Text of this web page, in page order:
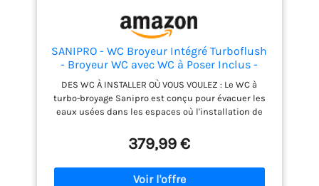
SANIPRO - WC Broyeur Intégré Turboflush
- Broyeur WC avec WC à Poser Inclus -
Double Chasse 1L/3L - Céramique Anti-
Calcaire - 47 x 37 x 54,5 cm - Made in
France - Blanc
DES WC À INSTALLER OÙ VOUS VOULEZ : Le WC à
turbo-broyage Sanipro est conçu pour évacuer les
eaux usées dans les espaces où l'installation de
matières pour faciliter leur passage dans les petits
tuyaux. INSTALLATION SIMPLE : Complet, ce WC
broyeur s'installe dans toute pièce dotée d'une
évacuation par tuyaux de 40 mm. Il peut refouler les
379,99 €